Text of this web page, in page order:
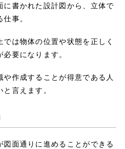
に書かれた設計図から、立体で
事。
は物体の位置や状態を正しく
要になります。
作成することが得意である人
言えます。
面通りに進めることができる